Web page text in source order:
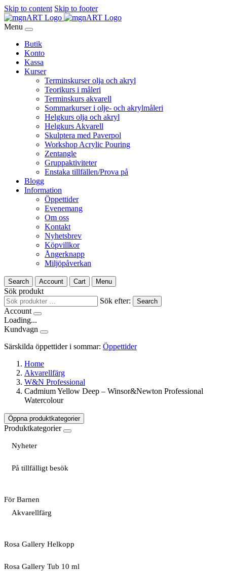
Skip to content Skip to footer
Menu
Butik
Konto
Kassa
Kurser
Terminskurser olja och akryl
Teorikurs i måleri
Terminskurs akvarell
Sommarkurser i olje- och akrylmåleri
Helgkurs olja och akryl
Helgkurs Akvarell
Skulptera med Paverpol
Workshop Acrylic Pouring
Zentangle
Gruppaktiviteter
Enstaka tillfällen/Prova på
Blogg
Information
Öppettider
Evenemang
Om oss
Kontakt
Nyhetsbrev
Köpvillkor
Ångerknapp
Miljöpåverkan
Search Account Cart Menu
Sök produkt
Sök efter:
Search
Account
Loading...
Kundvagn
Särskilda öppettider i sommar: Öppettider
Home
Akvarellfärg
W&N Professional
Cadmium Yellow Deep – Winsor&Newton Professional
Watercolour
Öppna produktkategorier
Produktkategorier
Nyheter
På tillfälligt besök
För Barnen
Akvarellfärg
Rosa Gallery Helkopp
Rosa Gallery Tub 10 ml